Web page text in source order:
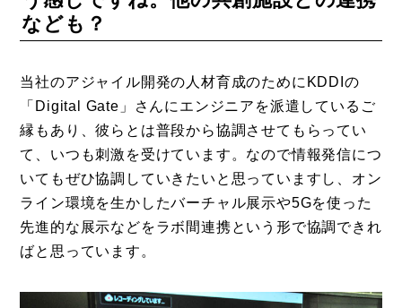
なども？
当社のアジャイル開発の人材育成のためにKDDIの
「Digital Gate」さんにエンジニアを派遣しているご
縁もあり、彼らとは普段から協調させてもらってい
て、いつも刺激を受けています。なので情報発信につ
いてもぜひ協調していきたいと思っていますし、オン
ライン環境を生かしたバーチャル展示や5Gを使った
先進的な展示などをラボ間連携という形で協調できれ
ばと思っています。